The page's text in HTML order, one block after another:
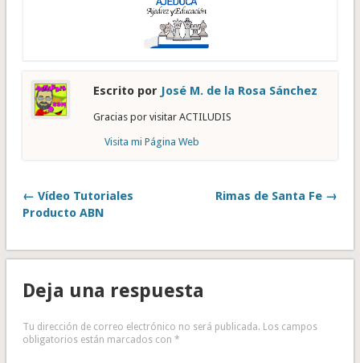
Escrito por José M. de la Rosa Sánchez
Gracias por visitar ACTILUDIS
Visita mi Página Web
← Vídeo Tutoriales
Producto ABN
Rimas de Santa Fe →
Deja una respuesta
Tu dirección de correo electrónico no será publicada. Los campos
obligatorios están marcados con *